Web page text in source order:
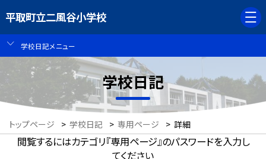
平取町立二風谷小学校
学校日記メニュー
学校日記
トップページ > 学校日記 > 専用ページ > 詳細
閲覧するにはカテゴリ『専用ページ』のパスワードを入力し
てください